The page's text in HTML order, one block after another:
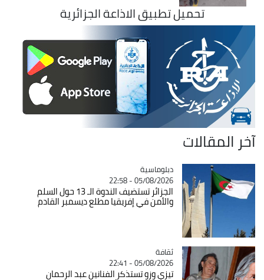
تحميل تطبيق الاذاعة الجزائرية
آخر المقالات
Catégorie
دبلوماسية
05/08/2026 - 22:58
الجزائر تستضيف الندوة الـ 13 حول السلم
والأمن في إفريقيا مطلع ديسمبر القادم
Catégorie
ثقافة
05/08/2026 - 22:41
تيزي وزو تستذكر الفنانين عبد الرحمان